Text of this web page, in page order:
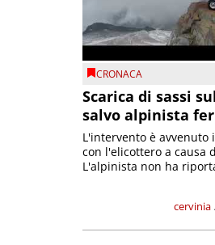
CRONACA
Scarica di sassi
salvo alpinista
cervinia
L'intervento è
con l'elicottero a causa
L'alpinista non ha